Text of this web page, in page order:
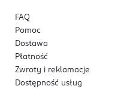
FAQ
Pomoc
Dostawa
Płatność
Zwroty i reklamacje
Dostępność usług